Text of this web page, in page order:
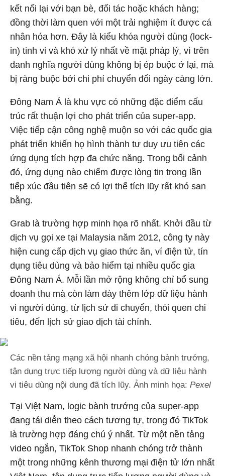
kết nối lại với bạn bè, đối tác hoặc khách hàng;
đồng thời làm quen với một trải nghiệm ít được cá
nhân hóa hơn. Đây là kiểu khóa người dùng (lock-
in) tinh vi và khó xử lý nhất về mặt pháp lý, vì trên
danh nghĩa người dùng không bị ép buộc ở lại, mà
bị ràng buộc bởi chi phí chuyển đổi ngày càng lớn.
Đông Nam Á là khu vực có những đặc điểm cấu
trúc rất thuận lợi cho phát triển của super-app.
Việc tiếp cận công nghệ muộn so với các quốc gia
phát triển khiến họ hình thành tư duy ưu tiên các
ứng dụng tích hợp đa chức năng. Trong bối cảnh
đó, ứng dụng nào chiếm được lòng tin trong lần
tiếp xúc đầu tiên sẽ có lợi thế tích lũy rất khó san
bằng.
Grab là trường hợp minh họa rõ nhất. Khởi đầu từ
dịch vụ gọi xe tại Malaysia năm 2012, công ty này
hiện cung cấp dịch vụ giao thức ăn, ví điện tử, tín
dụng tiêu dùng và bảo hiểm tại nhiều quốc gia
Đông Nam Á. Mỗi lần mở rộng không chỉ bổ sung
doanh thu mà còn làm dày thêm lớp dữ liệu hành
vi người dùng, từ lịch sử di chuyển, thói quen chi
tiêu, đến lịch sử giao dịch tài chính.
Các nền tảng mạng xã hội nhanh chóng bành trướng,
tận dụng trực tiếp lượng người dùng và dữ liệu hành
vi tiêu dùng nội dung đã tích lũy. Ảnh minh họa: Pexel
Tại Việt Nam, logic bành trướng của super-app
đang tái diễn theo cách tương tự, trong đó TikTok
là trường hợp đáng chú ý nhất. Từ một nền tảng
video ngắn, TikTok Shop nhanh chóng trở thành
một trong những kênh thương mại điện tử lớn nhất